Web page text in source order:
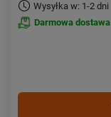
Wysyłka w: 1-2 dni
Darmowa dostawa